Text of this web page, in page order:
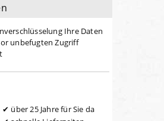
Ihre Daten
unbefugten Zugriff
über 25 Jahre für Sie da